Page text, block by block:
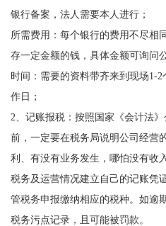
银行备案，法人需要本人进行；
所需费用：每个银行的费用不尽相
存一定金额的钱，具体金额可询问
时间：需要的资料带齐来到现场1-
作日；
2、记账报税：按照国家《会计法
前，一定要在税务局说明公司经营
利、有没有业务发生，哪怕没有收
税务及运营情况建立自己的记账凭
管税务申报缴纳相应的税种。如逾
税务污点记录，且可能被罚款。